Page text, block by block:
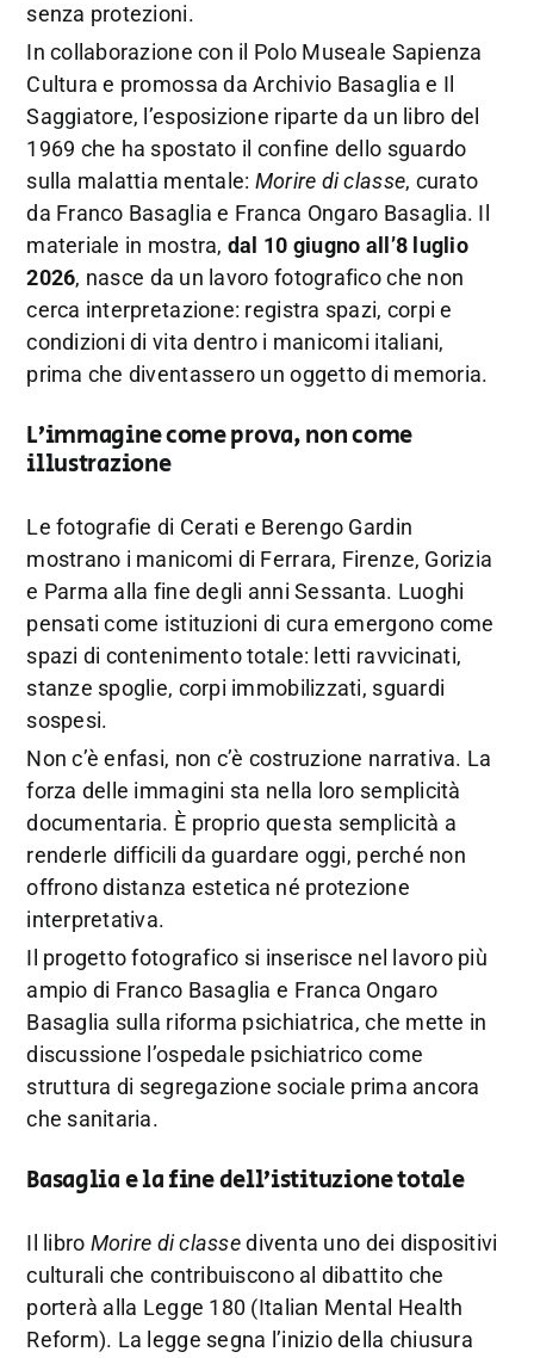
senza protezioni.
In collaborazione con il Polo Museale Sapienza
Cultura e promossa da Archivio Basaglia e Il
Saggiatore, l’esposizione riparte da un libro del
1969 che ha spostato il confine dello sguardo
sulla malattia mentale: Morire di classe, curato
da Franco Basaglia e Franca Ongaro Basaglia. Il
materiale in mostra, dal 10 giugno all’8 luglio
2026, nasce da un lavoro fotografico che non
cerca interpretazione: registra spazi, corpi e
condizioni di vita dentro i manicomi italiani,
prima che diventassero un oggetto di memoria.
L’immagine come prova, non come
illustrazione
Le fotografie di Cerati e Berengo Gardin
mostrano i manicomi di Ferrara, Firenze, Gorizia
e Parma alla fine degli anni Sessanta. Luoghi
pensati come istituzioni di cura emergono come
spazi di contenimento totale: letti ravvicinati,
stanze spoglie, corpi immobilizzati, sguardi
sospesi.
Non c’è enfasi, non c’è costruzione narrativa. La
forza delle immagini sta nella loro semplicità
documentaria. È proprio questa semplicità a
renderle difficili da guardare oggi, perché non
offrono distanza estetica né protezione
interpretativa.
Il progetto fotografico si inserisce nel lavoro più
ampio di Franco Basaglia e Franca Ongaro
Basaglia sulla riforma psichiatrica, che mette in
discussione l’ospedale psichiatrico come
struttura di segregazione sociale prima ancora
che sanitaria.
Basaglia e la fine dell’istituzione totale
Il libro Morire di classediventa uno dei dispositivi
culturali che contribuiscono al dibattito che
porterà alla Legge 180 (Italian Mental Health
Reform). La legge segna l’inizio della chiusura